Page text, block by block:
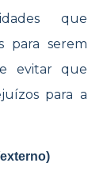
que
para serem
evitar que
para a